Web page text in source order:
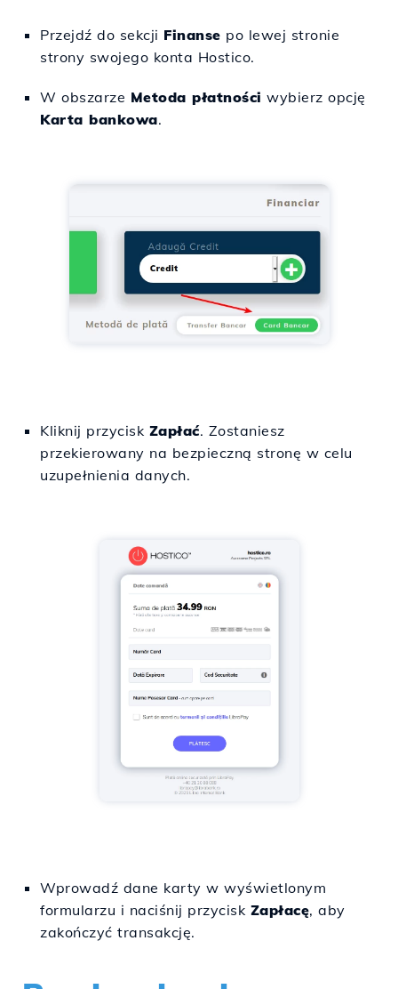
Przejdź do sekcji Finanse po lewej stronie
strony swojego konta Hostico.
W obszarze Metoda płatności wybierz opcję
Karta bankowa.
Kliknij przycisk Zapłać. Zostaniesz
przekierowany na bezpieczną stronę w celu
uzupełnienia danych.
Wprowadź dane karty w wyświetlonym
formularzu i naciśnij przycisk Zapłacę, aby
zakończyć transakcję.